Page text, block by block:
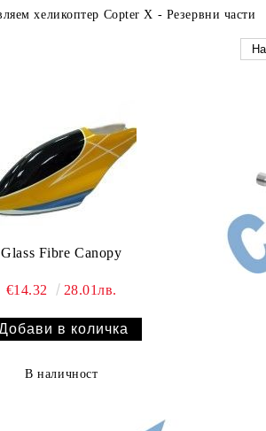
хеликоптер Copter X - Резервни части
Glass Fibre Canopy
€14.32 28.01лв.
В наличност